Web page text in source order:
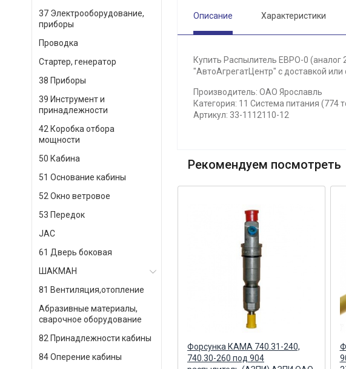
37 Электрооборудование,
приборы
Проводка
Стартер, генератор
38 Приборы
39 Инструмент и
принадлежности
42 Коробка отбора
мощности
50 Кабина
51 Основание кабины
52 Окно ветровое
53 Передок
JAC
61 Дверь боковая
ШАКМАН
81 Вентиляция,отопление
Абразивные материалы,
сварочное оборудование
82 Принадлежности кабины
84 Оперение кабины
Описание Характеристики
Купить Распылитель ЕВРО-0 (аналог
"АвтоАгрегатЦентр" с доставкой
Производитель: ОАО Ярославль
Категория: 11 Система питания (774
Артикул: 33-1112110-12
Рекомендуем посмотреть
Распылитель ЕВРО (аналог
214.1112110-60.01)
Форсунка КАМА 740.31-240,
740.30-260 под 904